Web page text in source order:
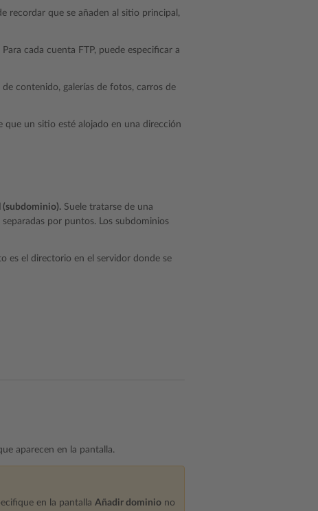
recordar que se añaden al sitio principal,
cada cuenta FTP, puede especificar a
contenido, galerías de fotos, carros de
que un sitio esté alojado en una dirección
(subdominio). Suele tratarse de una
por puntos. Los subdominios
es el directorio en el servidor donde se
aparecen en la pantalla.
en la pantalla Añadir dominio no